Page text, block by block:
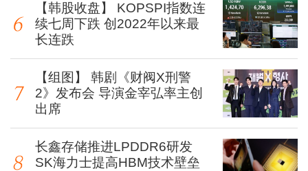
【韩股收盘】 KOPSPI指数连
续七周下跌 创2022年以来最
长连跌
【组图】 韩剧《财阀X刑警
2》发布会 导演金宰弘率主创
出席
长鑫存储推进LPDDR6研发
SK海力士提高HBM技术壁垒